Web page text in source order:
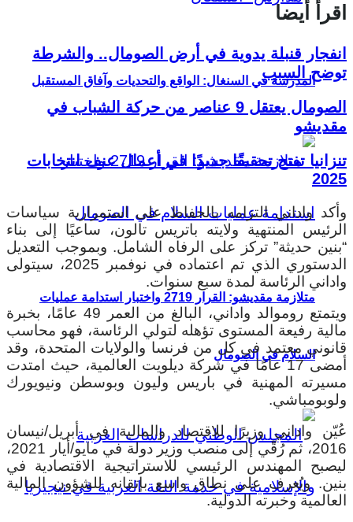
المدرسة في السنغال: الواقع والتحديات وآفاق المستقبل
متلازمة مقديشو: القرار 2719 واختبار استدامة عمليات
السلام في الصومال
اقرأ أيضا
انفجار قنبلة يدوية في أرض الصومال.. والشرطة
توضح السبب
الصومال يعتقل 9 عناصر من حركة الشباب في
مقديشو
تنزانيا تفتح تحقيقًا جديدًا في أعمال عنف انتخابات
2025
وأكد واداني التزامه بالحفاظ على استمرارية سياسات
الرئيس المنتهية ولايته باتريس تالون، ساعيًا إلى بناء
“بنين حديثة” تركز على الرفاه الشامل. وبموجب التعديل
الدستوري الذي تم اعتماده في نوفمبر 2025، سيتولى
واداني الرئاسة لمدة سبع سنوات.
ويتمتع روموالد واداني، البالغ من العمر 49 عامًا، بخبرة
مالية رفيعة المستوى تؤهله لتولي الرئاسة، فهو محاسب
قانوني معتمد في كل من فرنسا والولايات المتحدة، وقد
أمضى 17 عامًا في شركة ديلويت العالمية، حيث امتدت
مسيرته المهنية في باريس وليون وبوسطن ونيويورك
ولوبومباشي.
عُيّن واداني وزيرًا للاقتصاد والمالية في أبريل/نيسان
2016، ثم رُقّي إلى منصب وزير دولة في مايو/أيار 2021،
ليصبح المهندس الرئيسي للاستراتيجية الاقتصادية في
بنين. ويُعرف على نطاق واسع بإتقانه للشؤون المالية
العالمية وخبرته الدولية.